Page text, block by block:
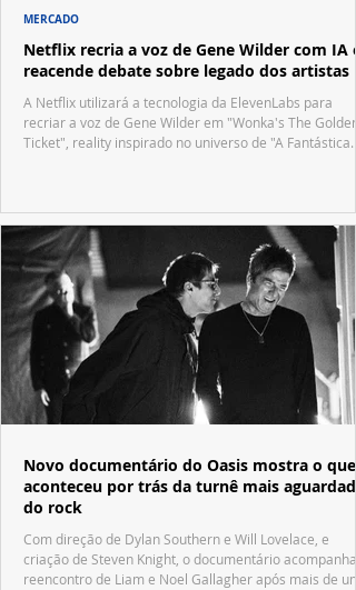
Netflix recria a voz de Gene Wilder com IA e
reacende debate sobre legado dos artistas
A Netflix utilizará a tecnologia da ElevenLabs para
recriar a voz de Gene Wilder em "Wonka's The Golden
Ticket", reality inspirado no universo de "A Fantástica
MERCADO
Novo documentário do Oasis mostra o que
aconteceu por trás da turnê mais aguardada
do rock
Com direção de Dylan Southern e Will Lovelace, e
criação de Steven Knight, o documentário acompanha
reencontro de Liam e Noel Gallagher após mais de